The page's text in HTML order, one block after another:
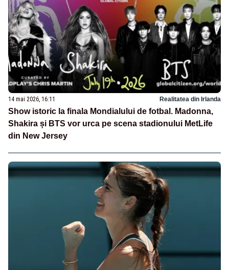
14 mai 2026, 16:11 Realitatea din Irlanda
Show istoric la finala Mondialului de fotbal. Madonna,
Shakira și BTS vor urca pe scena stadionului MetLife
din New Jersey